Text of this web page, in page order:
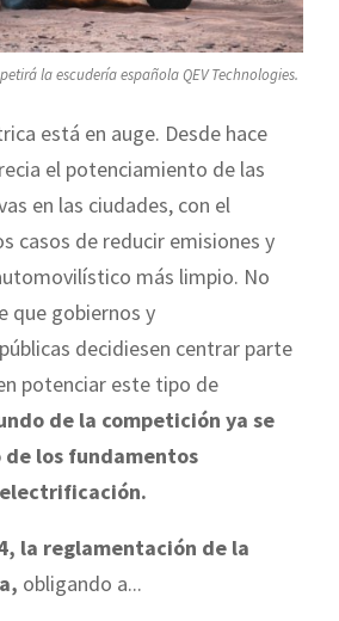
la escudería española QEV Technologies.
está en auge. Desde hace
el potenciamiento de las
en las ciudades, con el
casos de reducir emisiones y
más limpio. No
que gobiernos y
decidiesen centrar parte
potenciar este tipo de
de la competición ya se
de los fundamentos
la reglamentación de la
obligando a...